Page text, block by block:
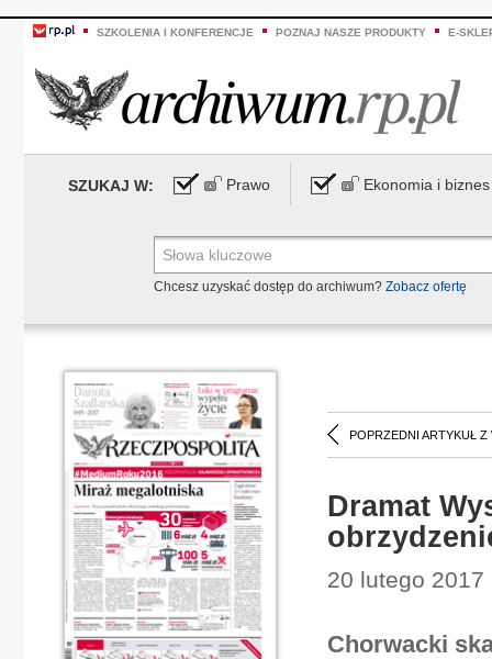
SZKOLENIA I KONFERENCJE POZNAJ NASZE PRODUKTY E-
SZUKAJ W: Prawo Ekonomia i biznes
Chcesz uzyskać dostęp do archiwum? Zobacz ofertę
POPRZEDNI ARTYKUŁ Z
Dramat
20 lutego 2017
Chorwacki